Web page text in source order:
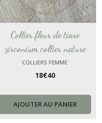
Collier fleur de tiare
zirconium collier nature
chaine Gold-Filled collier
fleur de tiare or dame cadeau
COLLIERS FEMME
18€40
AJOUTER AU PANIER